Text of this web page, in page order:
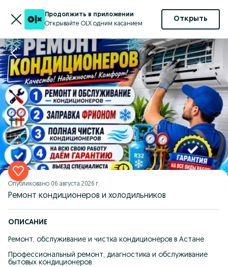
Продолжить в приложении
Открывайте OLX одним касанием
Открыть
Опубликовано 06 августа 2026 г.
Ремонт кондиционеров и холодильников
ОПИСАНИЕ
Ремонт, обслуживание и чистка кондиционеров в Астане
Профессиональный ремонт, диагностика и обслуживание
бытовых кондиционеров.